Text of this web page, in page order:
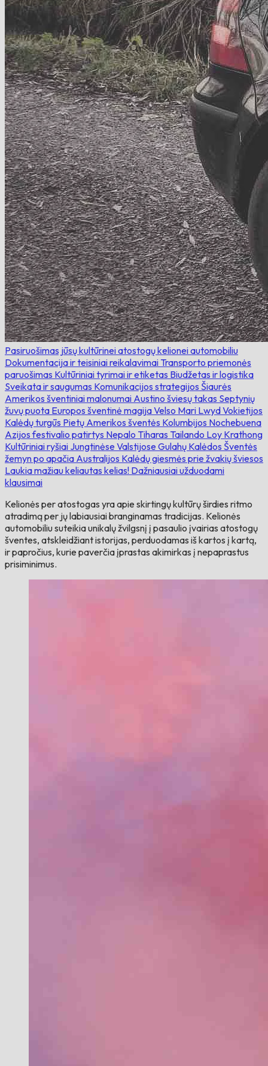
Pasiruošimas jūsų kultūrinei atostogų kelionei automobiliu
Dokumentacija ir teisiniai reikalavimai Transporto priemonės
paruošimas Kultūriniai tyrimai ir etiketas Biudžetas ir logistika
Sveikata ir saugumas Komunikacijos strategijos Šiaurės
Amerikos šventiniai malonumai Austino šviesų takas Septynių
žuvų puota Europos šventinė magijaVelso Mari LwydVokietijos
Kalėdų turgūs Pietų Amerikos šventės Kolumbijos Nochebuena
Azijos festivalio patirtys Nepalo Tiharas Tailando Loy Krathong
Kultūriniai ryšiai Jungtinėse Valstijose Gulahų Kalėdos Šventės
žemyn po apačia Australijos Kalėdų giesmės prie žvakių šviesos
Laukia mažiau keliautas kelias! Dažniausiai užduodami
klausimai
Kelionės per atostogas yra apie skirtingų kultūrų širdies ritmo
atradimą per jų labiausiai branginamas tradicijas. Kelionės
automobiliu suteikia unikalų žvilgsnį į pasaulio įvairias atostogų
šventes, atskleidžiant istorijas, perduodamas iš kartos į kartą,
ir papročius, kurie paverčia įprastas akimirkas į nepaprastus
prisiminimus.